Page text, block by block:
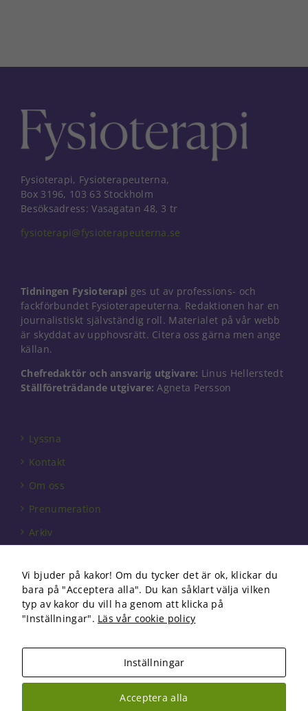
Fysioterapi, Fysioterapeuterna,
Box 3196, 103 63 Stockholm
Besöksadress: Vasagatan 48, 3 tr
fysioterapi@fysioterapeuterna.se
Tidningen Fysioterapi ges ut av professions- och
fackförbundet Fysioterapeuterna. Redaktionen har en
journalistiskt självständig roll. Materialet på vår webb
är skyddat av upphovsrätt. Citera oss gärna men ange
källan.
Chefredaktör och ansvarig utgivare: Linus Hellerstedt
Ställföreträdande utgivare: Agneta Persson
Lyssna
Kontakt
Om oss
Prenumeration
Arkiv
Förbundet
Om cookies
Copyright 2026 Fysioterapi | All Rights Reserved
Vi bjuder på kakor! Om du tycker det är ok, klickar du
bara på "Acceptera alla". Du kan såklart välja vilken
typ av kakor du vill ha genom att klicka på
"Inställningar". Läs vår cookie policy
Inställningar
Acceptera alla
Dessa kakor
går inte att
funktionalitet
och
uppbyggnad,
baserat på
hemsidan
används.
Upplevelse